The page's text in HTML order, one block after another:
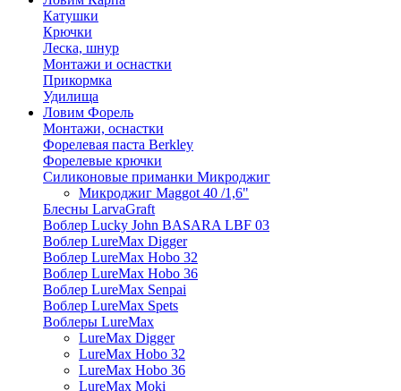
Катушки
Крючки
Леска, шнур
Монтажи и оснастки
Прикормка
Удилища
Ловим Форель
Монтажи, оснастки
Форелевая паста Berkley
Форелевые крючки
Силиконовые приманки Микроджиг
Микроджиг Maggot 40 /1,6"
Блесны LarvaGraft
Воблер Lucky John BASARA LBF 03
Воблер LureMax Digger
Воблер LureMax Hobo 32
Воблер LureMax Hobo 36
Воблер LureMax Senpai
Воблер LureMax Spets
Воблеры LureMax
LureMax Digger
LureMax Hobo 32
LureMax Hobo 36
LureMax Moki